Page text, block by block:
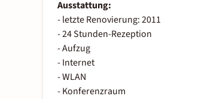
Ausstattung:
- letzte Renovierung: 2011
- 24 Stunden-Rezeption
- Aufzug
- Internet
- WLAN
- Konferenzraum